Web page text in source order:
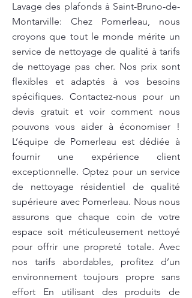
Lavage des plafonds à Saint-Bruno-de-
Montarville: Chez Pomerleau, nous
croyons que tout le monde mérite un
service de nettoyage de qualité à tarifs
de nettoyage pas cher. Nos prix sont
flexibles et adaptés à vos besoins
spécifiques. Contactez-nous pour un
devis gratuit et voir comment nous
pouvons vous aider à économiser !
L’équipe de Pomerleau est dédiée à
fournir une expérience client
exceptionnelle. Optez pour un service
de nettoyage résidentiel de qualité
supérieure avec Pomerleau. Nous nous
assurons que chaque coin de votre
espace soit méticuleusement nettoyé
pour offrir une propreté totale. Avec
nos tarifs abordables, profitez d’un
environnement toujours propre sans
effort En utilisant des produits de